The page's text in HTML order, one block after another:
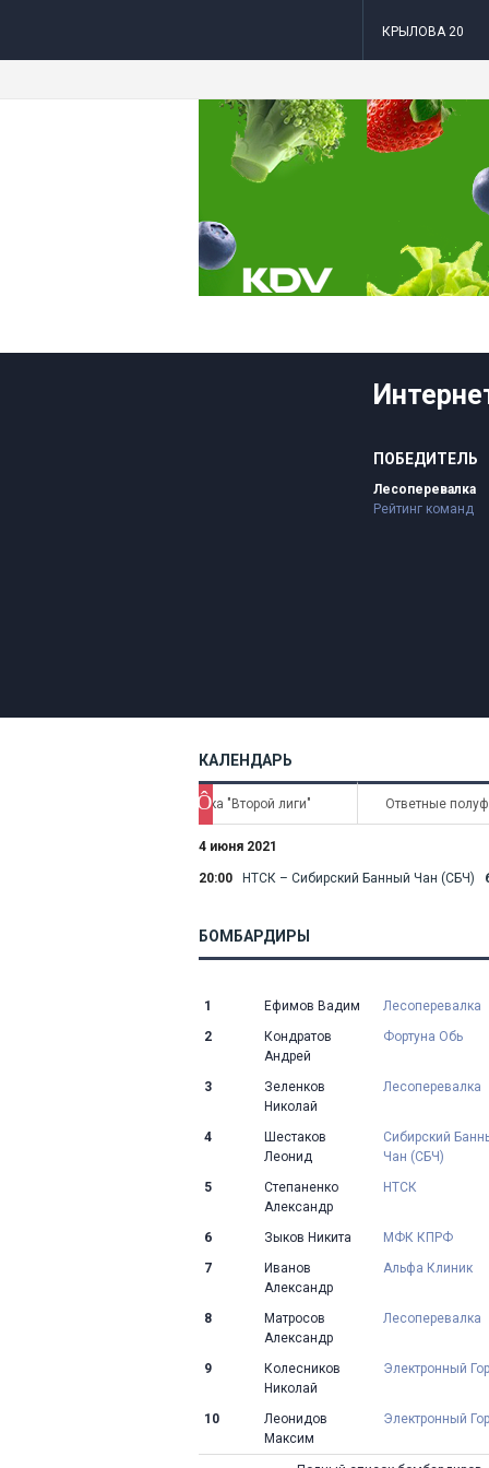
КРЫЛОВА 20
ПОБЕДИТЕЛЬ
Лесоперевалка
Рейтинг команд
КАЛЕНДАРЬ
Ô
Финал Кубка "Второй лиги" Ответные
4 июня 2021
20:00 НТСК – Сибирский Банный Чан (СБЧ)
БОМБАРДИРЫ
1
Ефимов Вадим Лесоперевалка
2
Кондратов
Андрей
Фортуна Обь
3
Зеленков
Николай
Лесоперевалка
4
Шестаков
Леонид
Сибирский
Чан (СБЧ)
5
Степаненко
Александр
НТСК
6 Зыков Никита МФК КПРФ
7
Иванов
Александр
Альфа Клиник
8
Матросов
Александр
Лесоперевалка
9
Колесников
Николай
Электронный
10
Леонидов
Максим
Электронный